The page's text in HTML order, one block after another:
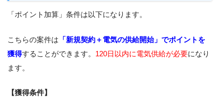
「ポイント加算」条件は以下になります。
こちらの案件は 「新規契約＋電気の供給開始」でポイントを
獲得することができます。 120日以内に電気供給が必要になり
ます。
【獲得条件】